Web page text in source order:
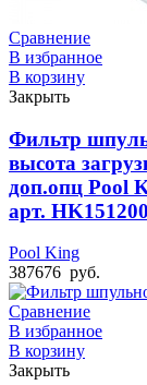
Сравнение
В избранное
В корзину
Закрыть
Фильтр
высота
доп.опц Pool
арт.
Pool King
387676 руб.
Сравнение
В избранное
В корзину
Закрыть